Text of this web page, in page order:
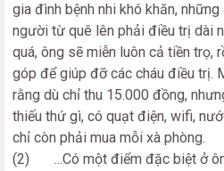
gia đình bệnh nhi khó khăn,
người từ quê lên phải điều trị dài
quá, ông sẽ miễn luôn cả tiền trọ,
góp để giúp đỡ các cháu điều trị.
rằng dù chỉ thu 15.000 đồng,
thiếu thứ gì, có quạt điện, wifi,
chỉ còn phải mua mỗi xà phòng.
(2) ...Có một điểm đặc biệt ở